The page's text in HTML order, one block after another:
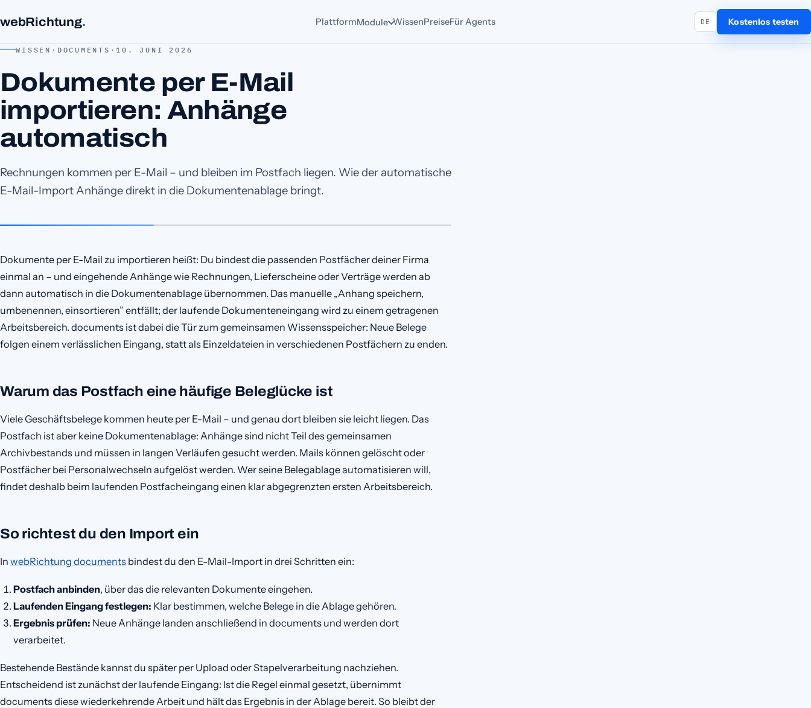
webRichtung. PlattformModule WissenPreiseFür Agents DE Kostenlos testen
WISSEN · DOCUMENTS ·10. JUNI 2026
Dokumente per E-Mail
importieren: Anhänge
automatisch
Rechnungen kommen per E-Mail – und bleiben im Postfach liegen. Wie der automatische
E-Mail-Import Anhänge direkt in die Dokumentenablage bringt.
Dokumente per E-Mail zu importieren heißt: Du bindest die passenden Postfächer deiner Firma
einmal an – und eingehende Anhänge wie Rechnungen, Lieferscheine oder Verträge werden ab
dann automatisch in die Dokumentenablage übernommen. Das manuelle „Anhang speichern,
umbenennen, einsortieren” entfällt; der laufende Dokumenteneingang wird zu einem getragenen
Arbeitsbereich. documents ist dabei die Tür zum gemeinsamen Wissensspeicher: Neue Belege
folgen einem verlässlichen Eingang, statt als Einzeldateien in verschiedenen Postfächern zu enden.
Warum das Postfach eine häufige Beleglücke ist
Viele Geschäftsbelege kommen heute per E-Mail – und genau dort bleiben sie leicht liegen. Das
Postfach ist aber keine Dokumentenablage: Anhänge sind nicht Teil des gemeinsamen
Archivbestands und müssen in langen Verläufen gesucht werden. Mails können gelöscht oder
Postfächer bei Personalwechseln aufgelöst werden. Wer seine Belegablage automatisieren will,
findet deshalb beim laufenden Postfacheingang einen klar abgegrenzten ersten Arbeitsbereich.
So richtest du den Import ein
In webRichtung documents bindest du den E-Mail-Import in drei Schritten ein:
Postfach anbinden, über das die relevanten Dokumente eingehen.
Laufenden Eingang festlegen: Klar bestimmen, welche Belege in die Ablage gehören.
Ergebnis prüfen: Neue Anhänge landen anschließend in documents und werden dort
verarbeitet.
Bestehende Bestände kannst du später per Upload oder Stapelverarbeitung nachziehen.
Entscheidend ist zunächst der laufende Eingang: Ist die Regel einmal gesetzt, übernimmt
documents diese wiederkehrende Arbeit und hält das Ergebnis in der Ablage bereit. So bleibt der